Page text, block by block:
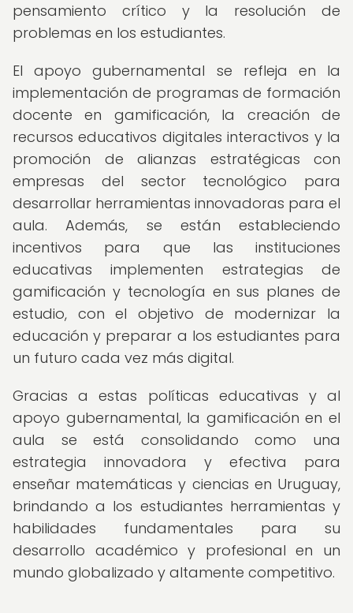
pensamiento crítico y la resolución de
problemas en los estudiantes.
El apoyo gubernamental se refleja en la
implementación de programas de formación
docente en gamificación, la creación de
recursos educativos digitales interactivos y la
promoción de alianzas estratégicas con
empresas del sector tecnológico para
desarrollar herramientas innovadoras para el
aula. Además, se están estableciendo
incentivos para que las instituciones
educativas implementen estrategias de
gamificación y tecnología en sus planes de
estudio, con el objetivo de modernizar la
educación y preparar a los estudiantes para
un futuro cada vez más digital.
Gracias a estas políticas educativas y al
apoyo gubernamental, la gamificación en el
aula se está consolidando como una
estrategia innovadora y efectiva para
enseñar matemáticas y ciencias en Uruguay,
brindando a los estudiantes herramientas y
habilidades fundamentales para su
desarrollo académico y profesional en un
mundo globalizado y altamente competitivo.